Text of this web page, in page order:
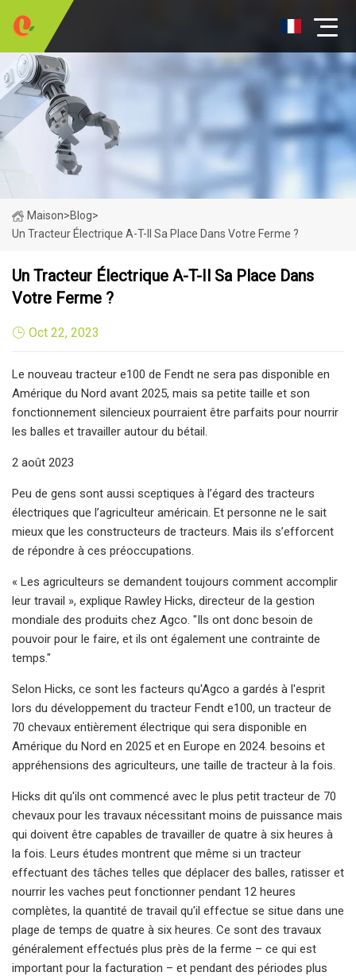
Maison>Blog>
Un Tracteur Électrique A-T-Il Sa Place Dans Votre Ferme ?
Un Tracteur Électrique A-T-Il Sa Place Dans
Votre Ferme ?
Oct 22, 2023
Le nouveau tracteur e100 de Fendt ne sera pas disponible en
Amérique du Nord avant 2025, mais sa petite taille et son
fonctionnement silencieux pourraient être parfaits pour nourrir
les balles et travailler autour du bétail.
2 août 2023
Peu de gens sont aussi sceptiques à l’égard des tracteurs
électriques que l’agriculteur américain. Et personne ne le sait
mieux que les constructeurs de tracteurs. Mais ils s’efforcent
de répondre à ces préoccupations.
« Les agriculteurs se demandent toujours comment accomplir
leur travail », explique Rawley Hicks, directeur de la gestion
mondiale des produits chez Agco. "Ils ont donc besoin de
pouvoir pour le faire, et ils ont également une contrainte de
temps."
Selon Hicks, ce sont les facteurs qu'Agco a gardés à l'esprit
lors du développement du tracteur Fendt e100, un tracteur de
70 chevaux entièrement électrique qui sera disponible en
Amérique du Nord en 2025 et en Europe en 2024. besoins et
appréhensions des agriculteurs, une taille de tracteur à la fois.
Hicks dit qu'ils ont commencé avec le plus petit tracteur de 70
chevaux pour les travaux nécessitant moins de puissance mais
qui doivent être capables de travailler de quatre à six heures à
la fois. Leurs études montrent que même si un tracteur
effectuant des tâches telles que déplacer des balles, ratisser et
nourrir les vaches peut fonctionner pendant 12 heures
complètes, la quantité de travail qu'il effectue se situe dans une
plage de temps de quatre à six heures. Ce sont des travaux
généralement effectués plus près de la ferme – ce qui est
important pour la facturation – et pendant des périodes plus